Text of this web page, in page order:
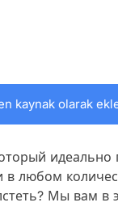
kaynak olarak
любом
Мы вам